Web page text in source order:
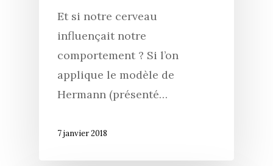
Et si notre cerveau
influençait notre
comportement ? Si l’on
applique le modèle de
Hermann (présenté…
7 janvier 2018